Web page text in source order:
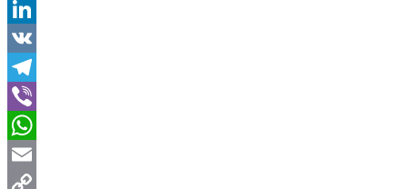
X
LinkedIn
VK
Telegram
Viber
WhatsApp
Email